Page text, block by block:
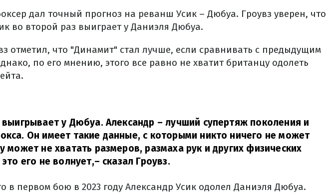
дал точный прогноз на реванш Усик – Дюбуа. Гроувз уверен, что
во второй раз выиграет у Даниэля Дюбуа.
отметил, что "Динамит" стал лучше, если сравнивать с предыдущим
по его мнению, этого все равно не хватит британцу одолеть
выигрывает у Дюбуа. Александр – лучший супертяж поколения и
Он имеет такие данные, с которыми никто ничего не может
может не хватать размеров, размаха рук и других физических
его не волнует,– сказал Гроувз.
в первом бою в 2023 году Александр Усик одолел Даниэля Дюбуа.